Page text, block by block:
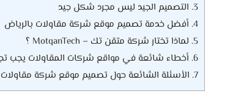
3. التصميم الجيد ليس مجرد شكل جيد
4. أفضل خدمة تصميم موقع شركة مقاولات بالرياض
5. لماذا تختار شركة متقن تك – MotqanTech ؟
6. أخطاء شائعة في مواقع شركات المقاولات يجب
7. الأسئلة الشائعة حول تصميم موقع شركة مقاولات